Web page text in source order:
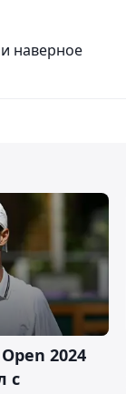
наверное
2024
с